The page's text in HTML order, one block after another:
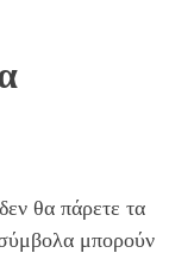
θα πάρετε τα
μπορούν